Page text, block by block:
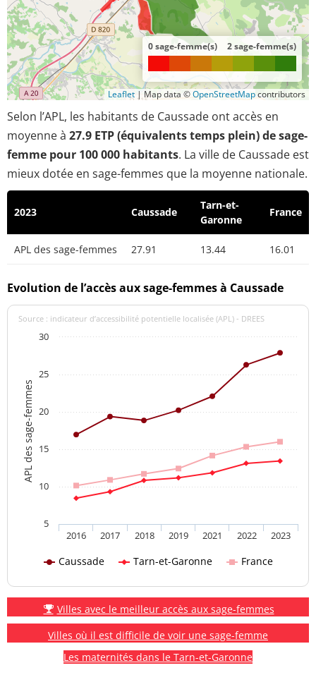
0 sage-femme(s) 2 sage-femme(s)
Leaflet | Map data ©OpenStreetMapcontributors
Selon l’APL, les habitants de Caussade ont accès en
moyenne à 27.9 ETP (équivalents temps plein) de sage-
femme pour 100 000 habitants. La ville de Caussade est
mieux dotée en sage-femmes que la moyenne nationale.
2023 Caussade
Tarn-et-
Garonne
France
APL des sage-femmes 27.91 13.44 16.01
Evolution de l’accès aux sage-femmes à Caussade
APL des sage-femmes
Source : indicateur d’accessibilité potentielle localisée (APL) - DREES
Caussade Tarn-et-Garonne France
2016 2017 2018 2019 2021 2022 2023
5
10
15
20
25
30
Villes avec le meilleur accès aux sage-femmes
Villes où il est difficile de voir une sage-femme
Les maternités dans le Tarn-et-Garonne